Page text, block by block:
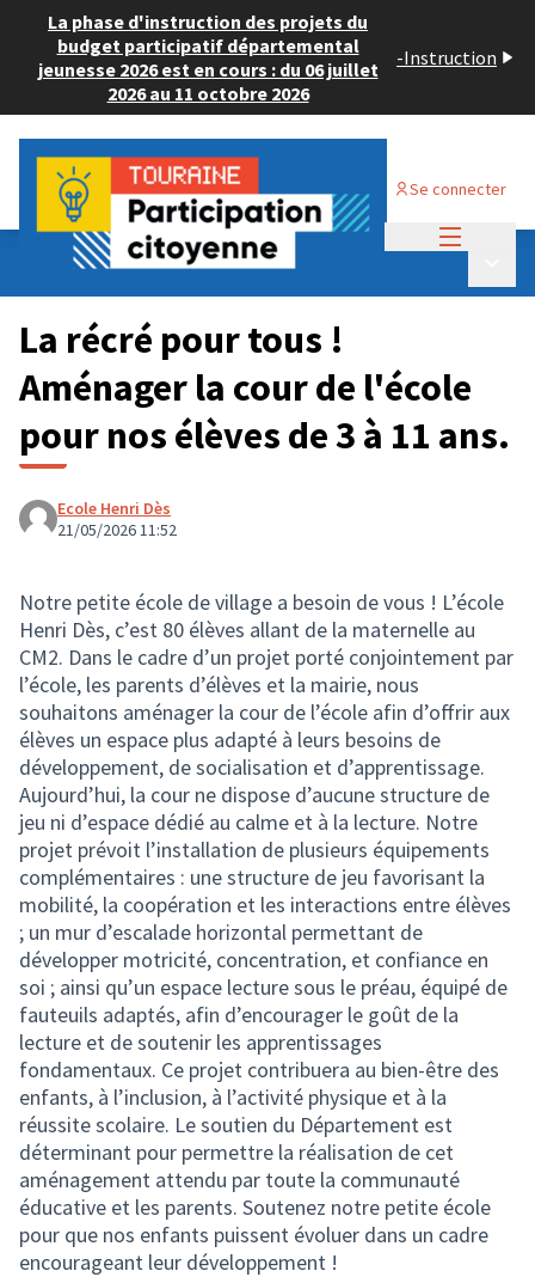
La phase d'instruction des projets du
budget participatif départemental
jeunesse 2026 est en cours : du 06 juillet
2026 au 11 octobre 2026
-Instruction
Se connecter
Budget Participatif JEUNESSE 2026
💡 Consulter les projets déposés
La récré pour tous !
Aménager la cour de l'école
pour nos élèves de 3 à 11 ans.
Ecole Henri Dès
21/05/2026 11:52
Notre petite école de village a besoin de vous ! L’école
Henri Dès, c’est 80 élèves allant de la maternelle au
CM2. Dans le cadre d’un projet porté conjointement par
l’école, les parents d’élèves et la mairie, nous
souhaitons aménager la cour de l’école afin d’offrir aux
élèves un espace plus adapté à leurs besoins de
développement, de socialisation et d’apprentissage.
Aujourd’hui, la cour ne dispose d’aucune structure de
jeu ni d’espace dédié au calme et à la lecture. Notre
projet prévoit l’installation de plusieurs équipements
complémentaires : une structure de jeu favorisant la
mobilité, la coopération et les interactions entre élèves
; un mur d’escalade horizontal permettant de
développer motricité, concentration, et confiance en
soi ; ainsi qu’un espace lecture sous le préau, équipé de
fauteuils adaptés, afin d’encourager le goût de la
lecture et de soutenir les apprentissages
fondamentaux. Ce projet contribuera au bien-être des
enfants, à l’inclusion, à l’activité physique et à la
réussite scolaire. Le soutien du Département est
déterminant pour permettre la réalisation de cet
aménagement attendu par toute la communauté
éducative et les parents. Soutenez notre petite école
pour que nos enfants puissent évoluer dans un cadre
encourageant leur développement !